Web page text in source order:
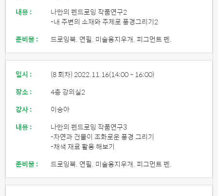
내용 :
나만의 펜드로잉 작품연구2
-내 주변의 소재와 주제로 풍경그리기2
준비물 :
드로잉북. 연필. 미술용지우개. 피그먼트 펜.
일시 : (8 회차) 2022.11.16(14:00 ~ 16:00)
장소 :
4층 강의실2
강사 :
이승아
내용 :
나만의 펜드로잉 작품연구3
-자연과 건물이 조화로운 풍경 그리기
-채색 재료 활용 해보기
준비물 :
드로잉북. 연필. 미술용지우개. 피그먼트 펜.